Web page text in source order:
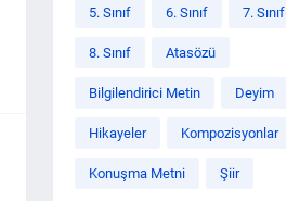
5. Sınıf 6. Sınıf 7. Sınıf
8. Sınıf Atasözü
Bilgilendirici Metin Deyim
Hikayeler Kompozisyonlar
Konuşma Metni Şiir